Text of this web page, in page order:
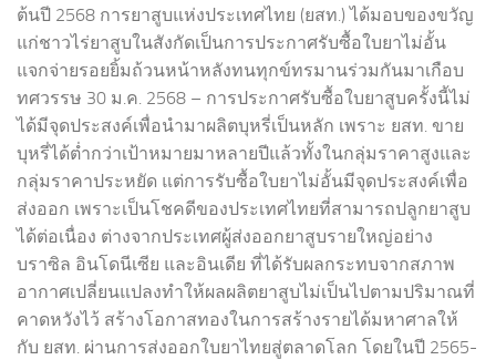
ต้นปี 2568 การยาสูบแห่งประเทศไทย (ยสท.) ได้มอบของขวัญ
แก่ชาวไร่ยาสูบในสังกัดเป็นการประกาศรับซื้อใบยาไม่อั้น
แจกจ่ายรอยยิ้มถ้วนหน้าหลังทนทุกข์ทรมานร่วมกันมาเกือบ
ทศวรรษ 30 ม.ค. 2568 – การประกาศรับซื้อใบยาสูบครั้งนี้ไม่
ได้มีจุดประสงค์เพื่อนำมาผลิตบุหรี่เป็นหลัก เพราะ ยสท. ขาย
บุหรี่ได้ต่ำกว่าเป้าหมายมาหลายปีแล้วทั้งในกลุ่มราคาสูงและ
กลุ่มราคาประหยัด แต่การรับซื้อใบยาไม่อั้นมีจุดประสงค์เพื่อ
ส่งออก เพราะเป็นโชคดีของประเทศไทยที่สามารถปลูกยาสูบ
ได้ต่อเนื่อง ต่างจากประเทศผู้ส่งออกยาสูบรายใหญ่อย่าง
บราซิล อินโดนีเซีย และอินเดีย ที่ได้รับผลกระทบจากสภาพ
อากาศเปลี่ยนแปลงทำให้ผลผลิตยาสูบไม่เป็นไปตามปริมาณที่
คาดหวังไว้ สร้างโอกาสทองในการสร้างรายได้มหาศาลให้
กับ ยสท. ผ่านการส่งออกใบยาไทยสู่ตลาดโลก โดยในปี 2565-